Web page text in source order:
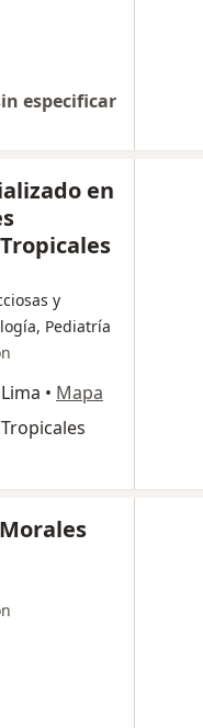
especificar
en
y
Pediatría
• Mapa